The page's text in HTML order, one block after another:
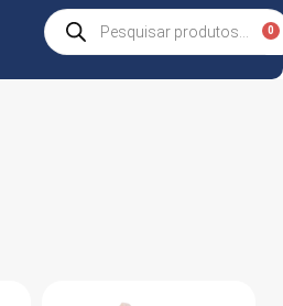
Products
search
0